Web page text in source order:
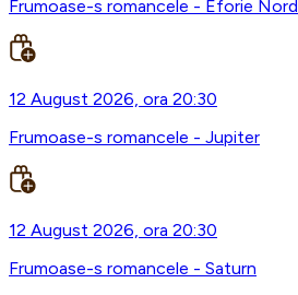
Frumoase-s romancele - Eforie Nord
12 August 2026, ora 20:30
Frumoase-s romancele - Jupiter
12 August 2026, ora 20:30
Frumoase-s romancele - Saturn